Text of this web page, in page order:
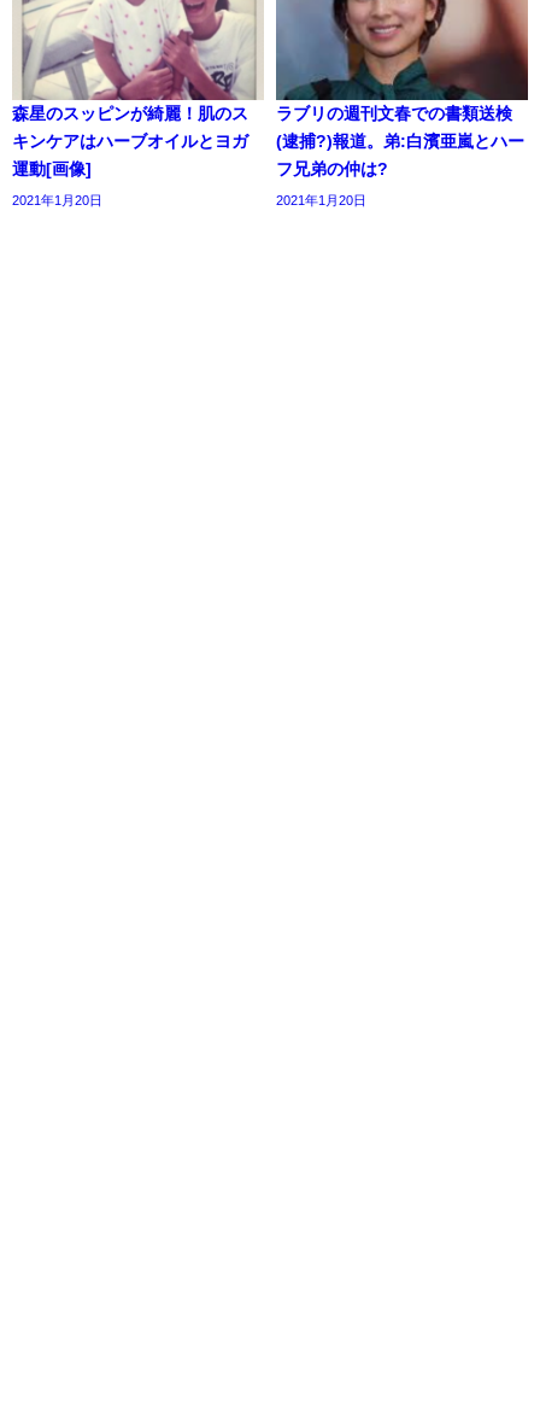
森星のスッピンが綺麗！肌のス
キンケアはハーブオイルとヨガ
運動[画像]
2021年1月20日
ラブリの週刊文春での書類送検
(逮捕?)報道。弟:白濱亜嵐とハー
フ兄弟の仲は?
2021年1月20日